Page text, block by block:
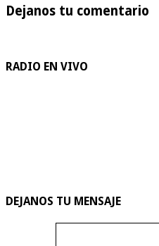
Dejanos tu comentario
RADIO EN VIVO
DEJANOS TU MENSAJE